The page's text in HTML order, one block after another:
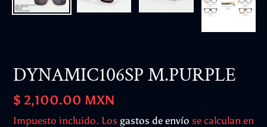
DYNAMIC106SP M.PURPLE
Precio
habitual
$ 2,100.00 MXN
Impuesto incluido. Los gastos de envío se calculan en